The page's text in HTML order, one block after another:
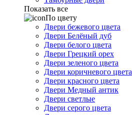
Показать все
По цвету
Двери бежевого цвета
Двери Белёный дуб
Двери белого цвета
Двери Грецкий орех
Двери зеленого цвета
Двери коричневого цвета
Двери красного цвета
Двери Медный антик
Двери светлые
Двери серого цвета